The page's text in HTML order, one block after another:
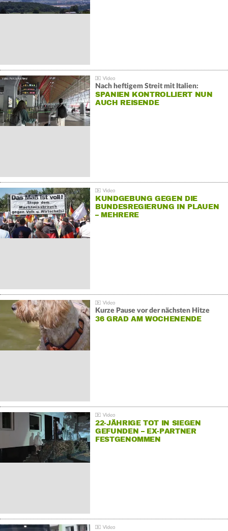
Nach heftigem Streit mit Italien:
SPANIEN KONTROLLIERT NUN
AUCH REISENDE
KUNDGEBUNG GEGEN DIE
BUNDESREGIERUNG IN PLAUEN
– MEHRERE
Kurze Pause vor der nächsten Hitze
36 GRAD AM WOCHENENDE
22-JÄHRIGE TOT IN SIEGEN
GEFUNDEN – EX-PARTNER
FESTGENOMMEN